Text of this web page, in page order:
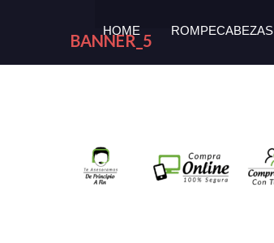
HOME ROMPECABEZAS
BANNER_5